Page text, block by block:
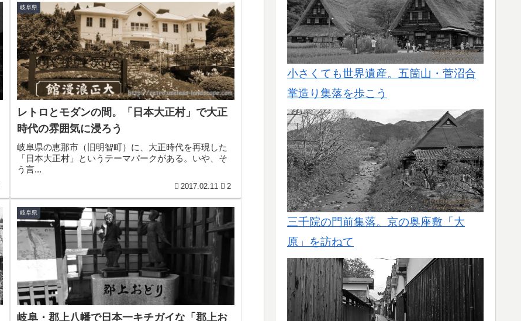
岐阜県
レトロとモダンの間。「日本大正村」で大正
時代の雰囲気に浸ろう
岐阜県の恵那市（旧明智町）に、大正時代を再現した
「日本大正村」というテーマパークがある。いや、そ
う言...
2017.02.11 2
岐阜県
岐阜・郡上八幡で日本一キチガイな「郡上お
小さくても世界遺産。五箇山・菅沼合
掌造り集落を歩こう
三千院の門前集落。京の奥座敷「大
原」を訪ねて